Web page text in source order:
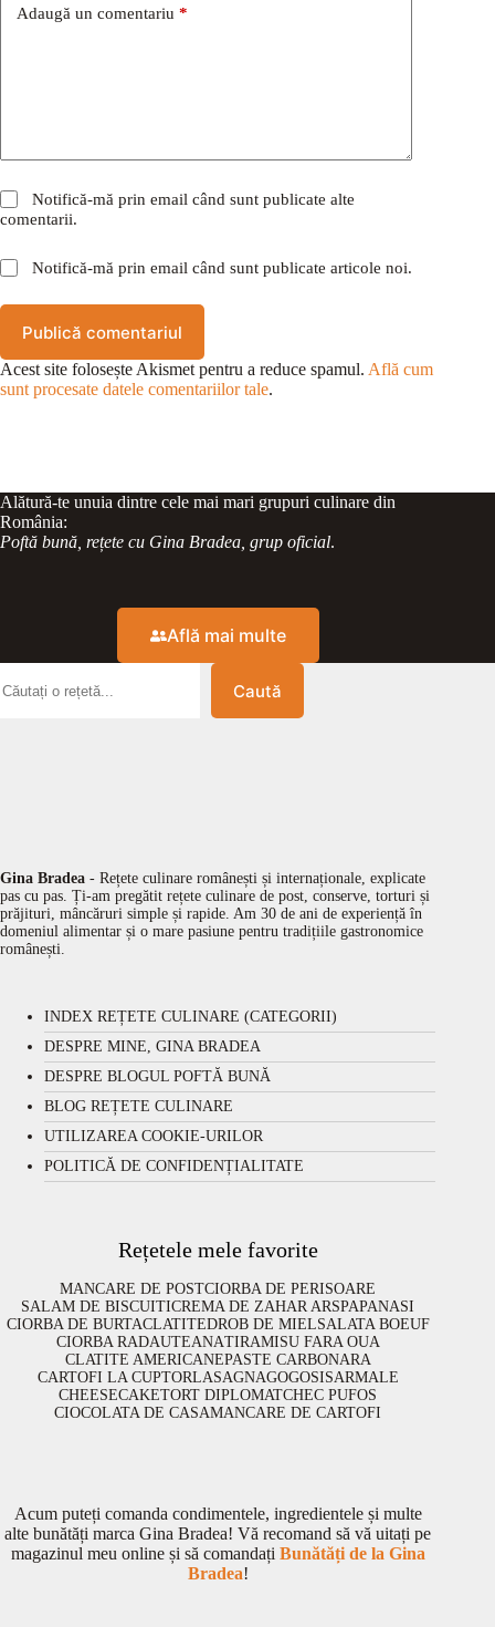
Adaugă un comentariu *
Notifică-mă prin email când sunt publicate alte
comentarii.
Notifică-mă prin email când sunt publicate articole noi.
Publică comentariul
Acest site folosește Akismet pentru a reduce spamul. Află cum
sunt procesate datele comentariilor tale.
Alătură-te unuia dintre cele mai mari grupuri culinare din
România:
Poftă bună, rețete cu Gina Bradea, grup oficial.
Află mai multe
Caută
Gina Bradea - Rețete culinare românești și internaționale, explicate
pas cu pas. Ți-am pregătit rețete culinare de post, conserve, torturi și
prăjituri, mâncăruri simple și rapide. Am 30 de ani de experiență în
domeniul alimentar și o mare pasiune pentru tradițiile gastronomice
românești.
INDEX REȚETE CULINARE (CATEGORII)
DESPRE MINE, GINA BRADEA
DESPRE BLOGUL POFTĂ BUNĂ
BLOG REȚETE CULINARE
UTILIZAREA COOKIE-URILOR
POLITICĂ DE CONFIDENȚIALITATE
Rețetele mele favorite
MANCARE DE POSTCIORBA DE PERISOARE
SALAM DE BISCUITICREMA DE ZAHAR ARSPAPANASI
CIORBA DE BURTACLATITEDROB DE MIELSALATA BOEUF
CIORBA RADAUTEANATIRAMISU FARA OUA
CLATITE AMERICANEPASTE CARBONARA
CARTOFI LA CUPTORLASAGNAGOGOSISARMALE
CHEESECAKETORT DIPLOMATCHEC PUFOS
CIOCOLATA DE CASAMANCARE DE CARTOFI
Acum puteți comanda condimentele, ingredientele și multe
alte bunătăți marca Gina Bradea! Vă recomand să vă uitați pe
magazinul meu online și să comandați Bunătăți de la Gina
Bradea!